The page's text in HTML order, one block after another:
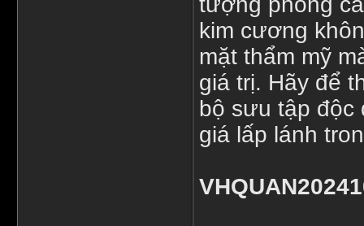
kim cương
mặt thẩm mỹ
giá trị. Hãy để
bộ sưu tập độc
giá lấp lánh